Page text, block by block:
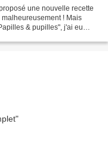
une nouvelle recette
! Mais
& pupilles", j'ai eu